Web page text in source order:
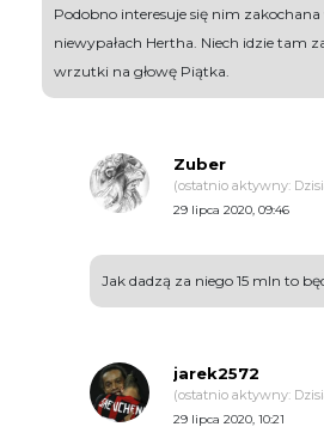
Podobno interesuje się nim
niewypałach Hertha. Niech idzie tam
wrzutki na głowę Piątka.
Zuber
(ostatnio aktywny:
29 lipca 2020, 09:46
Jak dadzą za niego 15 mln to
jarek2572
(ostatnio aktywny:
29 lipca 2020, 10:21